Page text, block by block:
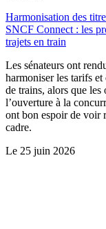
Harmonisation des
SNCF Connect : les
trajets en train
Les sénateurs ont
harmoniser les tarifs et
de trains, alors que
l’ouverture à la
ont bon espoir de voir
cadre.
Le 25 juin 2026